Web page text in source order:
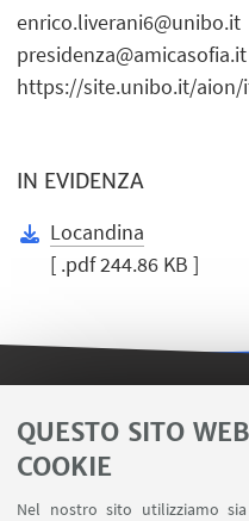
QUESTO SITO
COOKIE
Nel nostro sito utilizziamo
enrico.liverani6@unibo.it
presidenza@amicasofia.it
https://site.unibo.it/
IN EVIDENZA
Locandina
[ .pdf 244.86 KB ]
Area